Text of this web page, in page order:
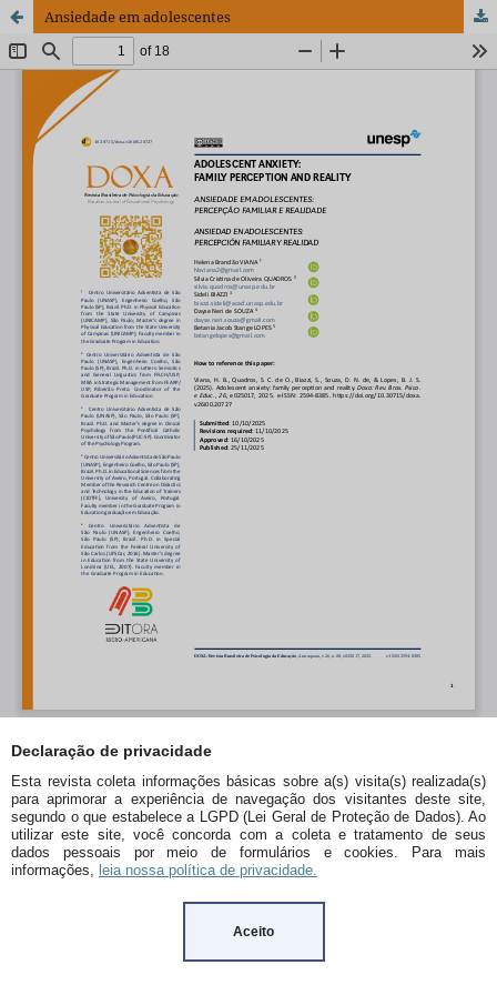
Declaração de privacidade
Esta revista coleta informações básicas sobre a(s) visita(s) realizada(s)
para aprimorar a experiência de navegação dos visitantes deste site,
segundo o que estabelece a LGPD (Lei Geral de Proteção de Dados). Ao
utilizar este site, você concorda com a coleta e tratamento de seus
dados pessoais por meio de formulários e cookies. Para mais
informações, leia nossa política de privacidade.
Aceito
Ansiedade em adolescentes